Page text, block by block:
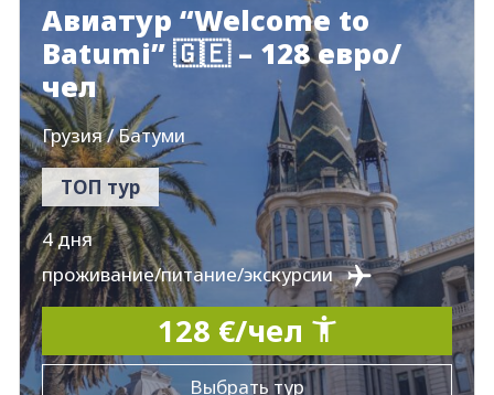
Авиатур “Welcome to
Batumi” 🇬🇪 – 128 евро/
чел
Грузия / Батуми
ТОП тур
4 дня
проживание/питание/экскурсии
128 €/чел
Выбрать тур